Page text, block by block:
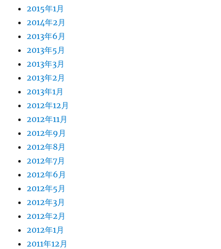
2015年1月
2014年2月
2013年6月
2013年5月
2013年3月
2013年2月
2013年1月
2012年12月
2012年11月
2012年9月
2012年8月
2012年7月
2012年6月
2012年5月
2012年3月
2012年2月
2012年1月
2011年12月